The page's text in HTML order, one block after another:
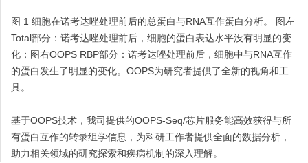
图 1 细胞在诺考达唑处理前后的总蛋白与RNA互作蛋白分析。 图左
Total部分：诺考达唑处理前后，细胞的蛋白表达水平没有明显的变
化；图右OOPS RBP部分：诺考达唑处理前后，细胞中与RNA互作
的蛋白发生了明显的变化。OOPS为研究者提供了全新的视角和工
具。
基于OOPS技术，我司提供的OOPS-Seq/芯片服务能高效获得与所
有蛋白互作的转录组学信息，为科研工作者提供全面的数据分析，
助力相关领域的研究探索和疾病机制的深入理解。